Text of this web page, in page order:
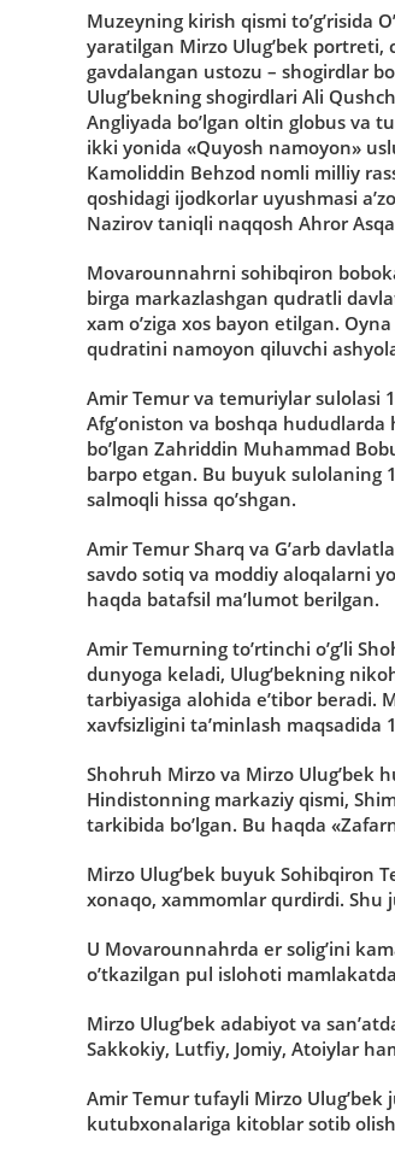
Muzeyning kirish qismi to’g’risida
yaratilgan Mirzo Ulug’bek
gavdalangan ustozu – shogirdlar
Ulug’bekning shogirdlari Ali
Angliyada bo’lgan oltin globus va
ikki yonida «Quyosh namoyon»
Kamoliddin Behzod nomli milliy
qoshidagi ijodkorlar uyushmasi
Nazirov taniqli naqqosh Ahror
Movarounnahrni sohibqiron
birga markazlashgan qudratli
xam o’ziga xos bayon etilgan.
qudratini namoyon qiluvchi
Amir Temur va temuriylar sulolasi
Afg’oniston va boshqa
bo’lgan Zahriddin Muhammad
barpo etgan. Bu buyuk sulolaning
salmoqli hissa qo’shgan.
Amir Temur Sharq va G’arb
savdo sotiq va moddiy aloqalarni
haqda batafsil ma’lumot berilgan.
Amir Temurning to’rtinchi o’g’li
dunyoga keladi, Ulug’bekning
tarbiyasiga alohida e’tibor beradi.
xavfsizligini ta’minlash maqsadida
Shohruh Mirzo va Mirzo Ulug’bek
Hindistonning markaziy qismi,
tarkibida bo’lgan. Bu haqda
Mirzo Ulug’bek buyuk Sohibqiron
xonaqo, xammomlar qurdirdi.
U Movarounnahrda er solig’ini
o’tkazilgan pul islohoti
Mirzo Ulug’bek adabiyot va
Sakkokiy, Lutfiy, Jomiy, Atoiylar
Amir Temur tufayli Mirzo Ulug’bek
kutubxonalariga kitoblar sotib